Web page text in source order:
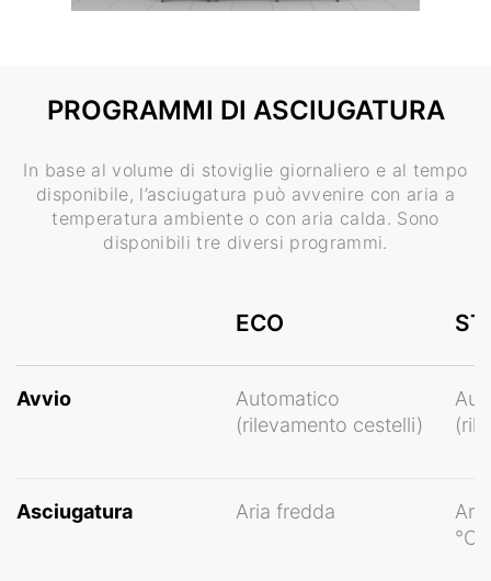
PROGRAMMI DI ASCIUGATURA
In base al volume di stoviglie giornaliero e al tempo
disponibile, l’asciugatura può avvenire con aria a
temperatura ambiente o con aria calda. Sono
disponibili tre diversi programmi.
ECO
Avvio
Automatico
(rilevamento cestelli)
Asciugatura Aria fredda
°C)